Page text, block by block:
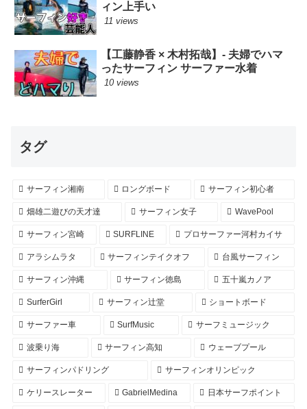
ィン上手い
11 views
【工藤静香 × 木村拓哉】- 夫婦でハマ
ったサーフィン サーファー水着
10 views
タグ
サーフィン湘南 ロングボード サーフィン初心者
畑雄二遊びの天才達 サーフィン女子 WavePool
サーフィン宮崎 SURFLINE プロサーファー河村カイサ
アラシムラタ サーフィンテイクオフ 台風サーフィン
サーフィン沖縄 サーフィン徳島 五十嵐カノア
SurferGirl サーフィン辻堂 ショートボード
サーファー車 SurfMusic サーフミュージック
波乗り海 サーフィン高知 ウェーブプール
サーフィンパドリング サーフィンオリンピック
ケリースレーター GabrielMedina 日本サーフポイント